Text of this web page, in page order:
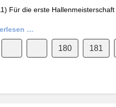
Für die erste
…
180 181